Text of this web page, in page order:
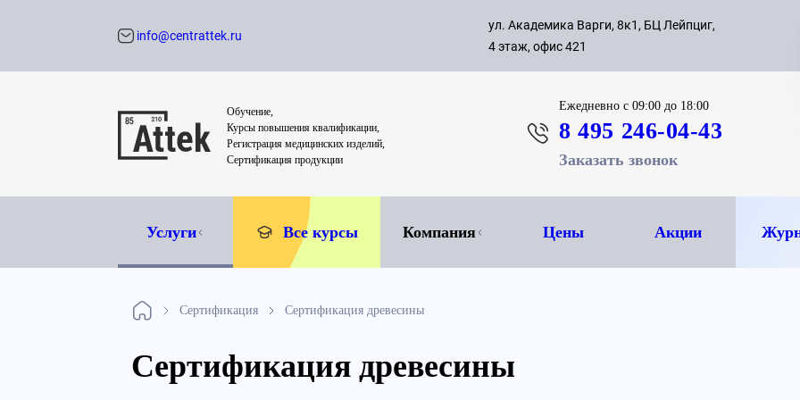
с 09:00
8 495
info@centrattek.ru
ул. Академика Варги, 8к1, БЦ Лейпциг,
4 этаж, офис 421
Обучение,
Курсы повышения квалификации,
Регистрация медицинских изделий,
Сертификация продукции
Ежедневнос 09:00 до 18:00
8 495 246-04-43
Заказать звонок
Услуги Все курсы Компания Цены Акции
Сертификация Сертификация древесины
Сертификация древесины